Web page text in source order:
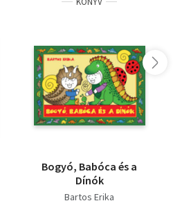
Bogyó, Babóca és a
Dínók
Bartos Erika